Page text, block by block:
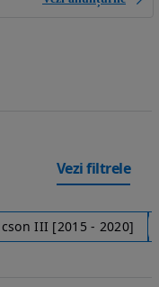
Vezi filtrele
III [2015 - 2020]